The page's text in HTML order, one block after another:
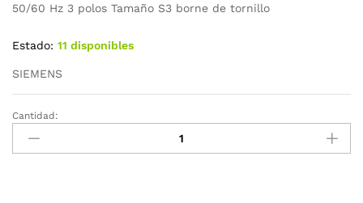
50/60 Hz 3 polos Tamaño S3 borne de tornillo
Estado: 11 disponibles
SIEMENS
3RT1044-
1AC20
cantidad
Cantidad: